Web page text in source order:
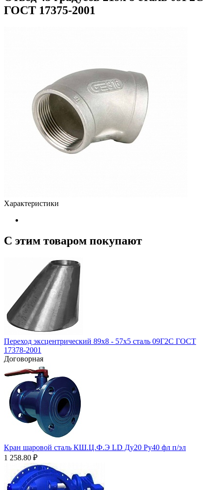
ГОСТ 17375-2001
Характеристики
С этим товаром покупают
Переход эксцентрический 89х8 - 57х5 сталь 09Г2С ГОСТ
17378-2001
Договорная
Кран шаровой сталь КШ.Ц.Ф.Э LD Ду20 Ру40 фл п/эл
1 258.80 ₽